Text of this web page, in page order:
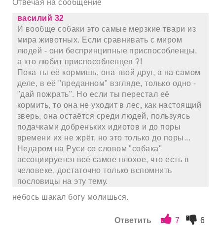
Отвечая на сообщение
василий 32
И вообще собаки это самые мерзкие твари из
мира животных. Если сравнивать с миром
людей - они беспринципные приспособленцы,
а кто любит приспособленцев ?!
Пока ты её кормишь, она твой друг, а на самом
деле, в её "преданном" взгляде, только одно -
"дай пожрать". Но если ты перестал её
кормить, то она не уходит в лес, как настоящий
зверь, она остаётся среди людей, пользуясь
подачками добреньких идиотов и до поры
времени их не жрёт, но это только до поры...
Недаром на Руси со словом "собака"
ассоциируется всё самое плохое, что есть в
человеке, достаточно только вспомнить
пословицы на эту тему.
небось шакал богу молишься.
Ответить 7 6